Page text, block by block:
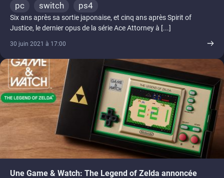
pc switch ps4
Six ans après sa sortie japonaise, et cinq ans après Spirit of
Justice, le dernier opus de la série Ace Attorney à [...]
30 juin 2021 à 17:00
Une Game & Watch: The Legend of Zelda annoncée